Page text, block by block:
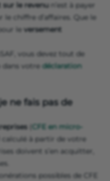
sur le revenun’est à payer
chiffre d’affaires. Que le
le versement
vous devez tout de
votre déclaration
ne fais pas de
CFE en micro-
à partir de votre
doivent s’en acquitter,
possibles de CFE